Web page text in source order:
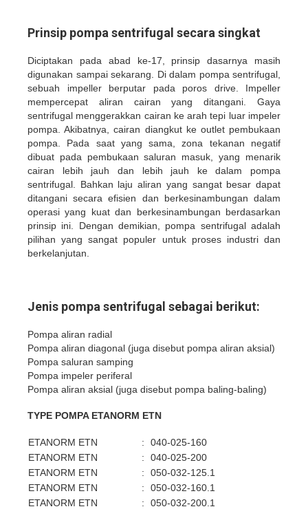
Prinsip pompa sentrifugal secara singkat
Diciptakan pada abad ke-17, prinsip dasarnya masih
digunakan sampai sekarang. Di dalam pompa sentrifugal,
sebuah impeller berputar pada poros drive. Impeller
mempercepat aliran cairan yang ditangani. Gaya
sentrifugal menggerakkan cairan ke arah tepi luar impeler
pompa. Akibatnya, cairan diangkut ke outlet pembukaan
pompa. Pada saat yang sama, zona tekanan negatif
dibuat pada pembukaan saluran masuk, yang menarik
cairan lebih jauh dan lebih jauh ke dalam pompa
sentrifugal. Bahkan laju aliran yang sangat besar dapat
ditangani secara efisien dan berkesinambungan dalam
operasi yang kuat dan berkesinambungan berdasarkan
prinsip ini. Dengan demikian, pompa sentrifugal adalah
pilihan yang sangat populer untuk proses industri dan
berkelanjutan.
Jenis pompa sentrifugal sebagai berikut:
Pompa aliran radial
Pompa aliran diagonal (juga disebut pompa aliran aksial)
Pompa saluran samping
Pompa impeler periferal
Pompa aliran aksial (juga disebut pompa baling-baling)
TYPE POMPA ETANORM ETN
ETANORM ETN :
040-025-160
ETANORM ETN
:
040-025-200
ETANORM ETN
:
050-032-125.1
ETANORM ETN
:
050-032-160.1
ETANORM ETN
:
050-032-200.1